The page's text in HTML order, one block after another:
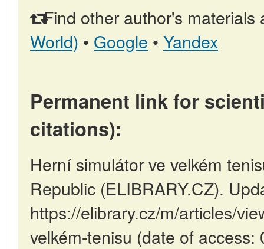
Find other author's materials
World) • Google • Yandex
Permanent link for
citations):
Herní simulátor ve velkém
Republic (ELIBRARY.CZ).
https://elibrary.cz/m/articles/
velkém-tenisu (date of access: